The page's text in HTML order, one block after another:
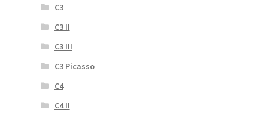
C3
C3 II
C3 III
C3 Picasso
C4
C4 II